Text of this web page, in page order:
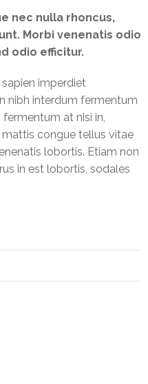
nec nulla rhoncus,
Morbi venenatis odio
odio efficitur.
imperdiet
nibh interdum fermentum
at nisi in,
congue tellus vitae
lobortis. Etiam non
in est lobortis, sodales